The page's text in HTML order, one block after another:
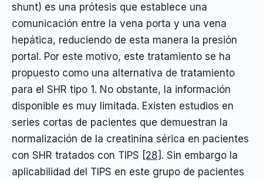
shunt) es una prótesis que establece una
comunicación entre la vena porta y una vena
hepática, reduciendo de esta manera la presión
portal. Por este motivo, este tratamiento se ha
propuesto como una alternativa de tratamiento
para el SHR tipo 1. No obstante, la información
disponible es muy limitada. Existen estudios en
series cortas de pacientes que demuestran la
normalización de la creatinina sérica en pacientes
con SHR tratados con TIPS [28] . Sin embargo la
aplicabilidad del TIPS en este grupo de pacientes